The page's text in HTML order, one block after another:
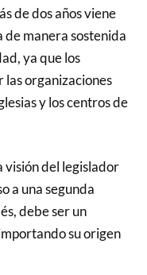
de dos años viene
manera sostenida
ya que los
las organizaciones
y los centros de
visión del legislador
a una segunda
debe ser un
su origen